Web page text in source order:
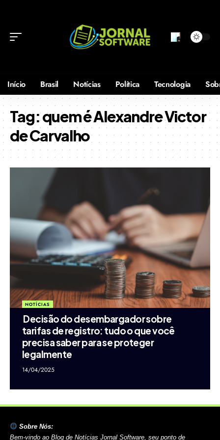
Início Brasil Notícias Política Tecnologia
Tag:quem é Alexandre Victor
de Carvalho
NOTÍCIAS
Decisão do desembargador sobre
tarifas de registro: tudo o que você
precisa saber para se proteger
legalmente
14/04/2025
Sobre Nós:
Bem-vindo ao Blog de Notícias Jornal Software, seu ponto de